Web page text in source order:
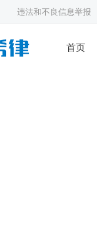
违法和不良信息举报
首页